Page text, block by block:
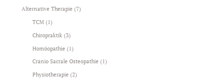
Alternative Therapie (7)
TCM (1)
Chiropraktik (3)
Homöopathie (1)
Cranio Sacrale Osteopathie (1)
Physiotherapie (2)